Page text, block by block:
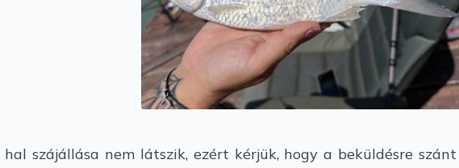
szájállása nem látszik, ezért kérjük, hogy a beküldésre